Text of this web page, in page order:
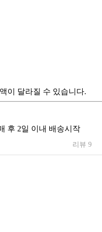
이 달라질 수 있습니다.
후 2일 이내 배송시작
리뷰 9